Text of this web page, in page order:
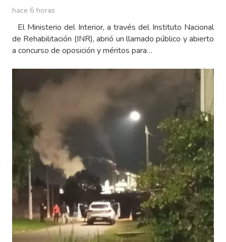
hace 6 horas
El Ministerio del Interior, a través del Instituto Nacional
de Rehabilitación (INR), abrió un llamado público y abierto
a concurso de oposición y méritos para…